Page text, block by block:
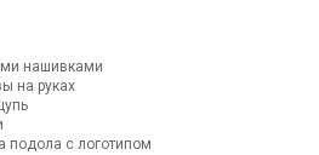
нашивками
на руках
подола с логотипом